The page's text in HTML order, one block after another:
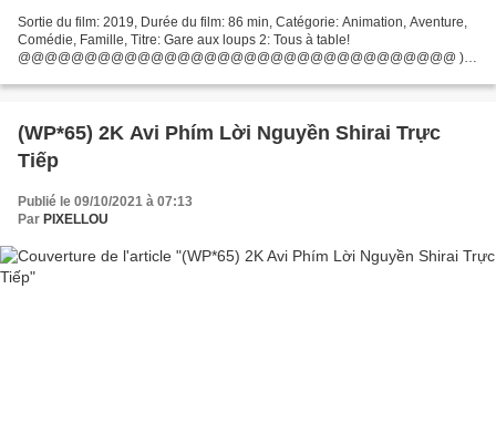
Sortie du film: 2019, Durée du film: 86 min, Catégorie: Animation, Aventure,
Comédie, Famille, Titre: Gare aux loups 2: Tous à table!
@@@@@@@@@@@@@@@@@@@@@@@@@@@@@@@@@ )))
Acteurs:...
(WP*65) 2K Avi Phím Lời Nguyền Shirai Trực
Tiếp
Publié le 09/10/2021 à 07:13
Par PIXELLOU